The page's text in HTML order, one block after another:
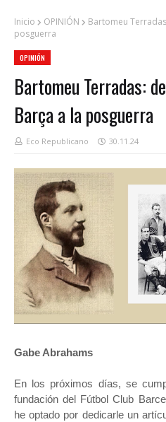
Inicio OPINIÓN
Bartomeu
posguerra
OPINIÓN
Bartomeu Terradas:
Barça a la posguerra
Eco Republicano 30.11.24
Gabe Abrahams
En los próximos días, se
fundación del Fútbol Club
he optado por dedicarle un